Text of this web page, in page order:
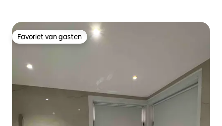
Favoriet van gasten
Favoriet van gasten